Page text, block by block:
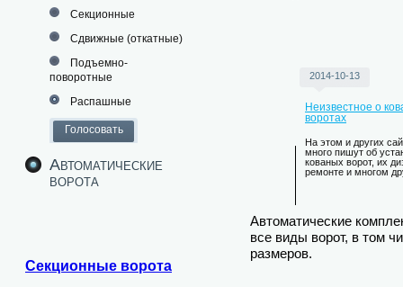
Секционные
Сдвижные (откатные)
Подъемно-
поворотные
Распашные
Автоматические
ворота
Секционные ворота
2014-10-13
Неизвестное о
воротах
На этом и других
много пишут об
кованых ворот, их
ремонте и многом
Автоматические
все виды ворот, в том
размеров.